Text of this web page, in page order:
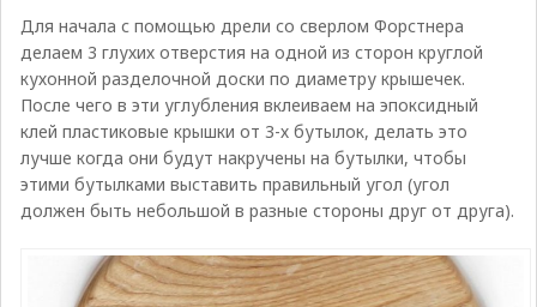
Для начала с помощью дрели со сверлом Форстнера
делаем 3 глухих отверстия на одной из сторон круглой
кухонной разделочной доски по диаметру крышечек.
После чего в эти углубления вклеиваем на эпоксидный
клей пластиковые крышки от 3-х бутылок, делать это
лучше когда они будут накручены на бутылки, чтобы
этими бутылками выставить правильный угол (угол
должен быть небольшой в разные стороны друг от друга).